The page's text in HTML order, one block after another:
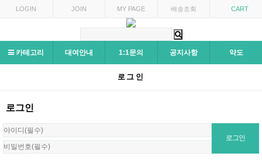
LOGIN JOIN MY PAGE 배송조회 CART
카테고리 대여안내 1:1문의 공지사항 약도
로그인
로그인